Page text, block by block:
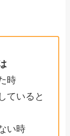
時
ていると
い時